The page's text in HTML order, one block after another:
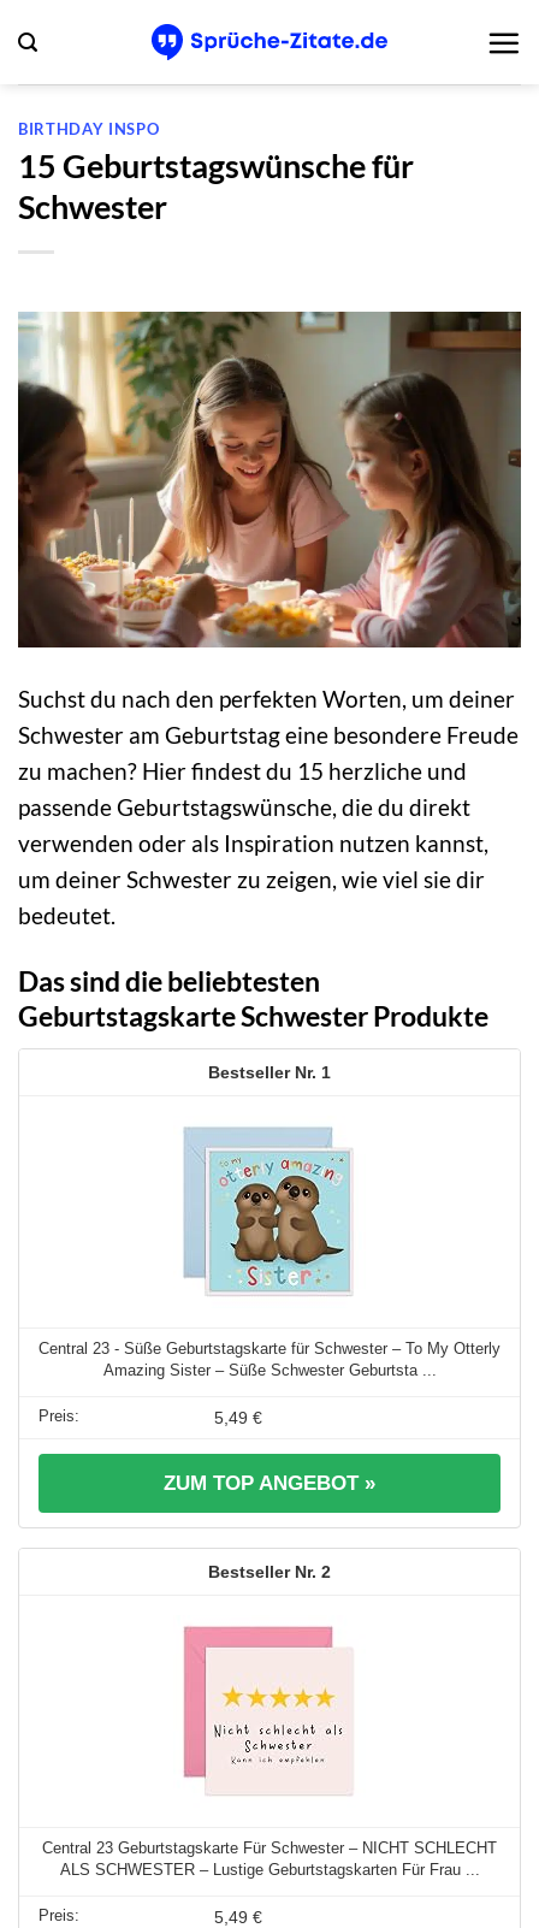
Inhalt
springen
BIRTHDAY INSPO
15 Geburtstagswünsche für
Schwester
Suchst du nach den perfekten Worten, um deiner
Schwester am Geburtstag eine besondere Freude
zu machen? Hier findest du 15 herzliche und
passende Geburtstagswünsche, die du direkt
verwenden oder als Inspiration nutzen kannst,
um deiner Schwester zu zeigen, wie viel sie dir
bedeutet.
Das sind die beliebtesten
Geburtstagskarte Schwester Produkte
1
Central 23 - Süße Geburtstagskarte für Schwester – To My Otterly
Amazing Sister – Süße Schwester Geburtsta ...
5,49 €
ZUM TOP ANGEBOT »
2
Central 23 Geburtstagskarte Für Schwester – NICHT SCHLECHT
ALS SCHWESTER – Lustige Geburtstagskarten Für Frau ...
5,49 €